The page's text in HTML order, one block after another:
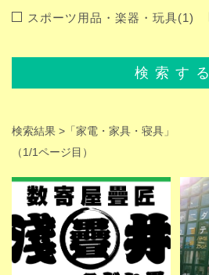
スポーツ用品・楽器・玩具(1)
検索する
検索結果 > 「家電・家具・寝具」
（1/1ページ目）